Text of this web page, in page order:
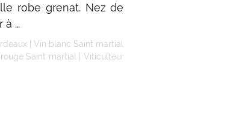
robe grenat. Nez de
à …
| Vin blanc Saint martial
Saint martial
Viticulteur